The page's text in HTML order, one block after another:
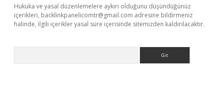
Hukuka ve yasal düzenlemelere aykırı olduğunu düşündüğünüz
içerikleri, backlinkpanelicomtr@gmail.com adresine bildirmeniz
halinde, ilgili içerikler yasal süre içerisinde sitemizden kaldırılacaktır.